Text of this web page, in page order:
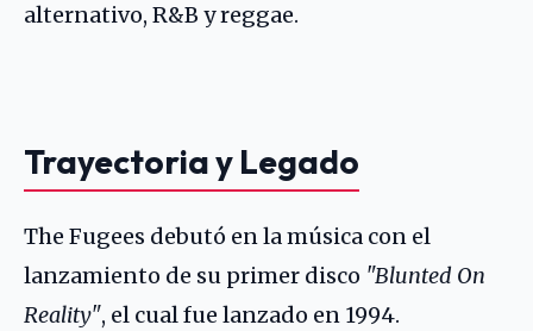
alternativo, R&B y reggae.
Trayectoria y Legado
The Fugees debutó en la música con el
lanzamiento de su primer disco "Blunted On
Reality", el cual fue lanzado en 1994.